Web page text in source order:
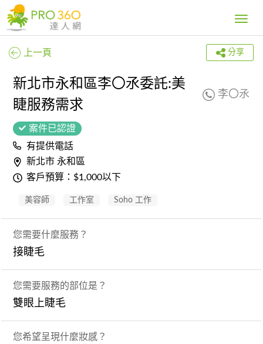
Toggle
上一頁 分享
新北市永和區李〇氶委託:美
睫服務需求
李〇氶
案件已認證
有提供電話
新北市 永和區
客戶預算：$1,000以下
美容師 工作室 Soho 工作
您需要什麼服務？
接睫毛
您需要服務的部位是？
雙眼上睫毛
您希望呈現什麼妝感？